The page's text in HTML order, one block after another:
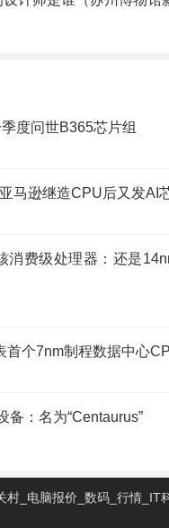
度问世B365芯片组
马逊继造CPU后又发AI
消费级处理器：还是
首个7nm制程数据中心
备：名为“Centaurus”
村_电脑报价_数码_行情_IT